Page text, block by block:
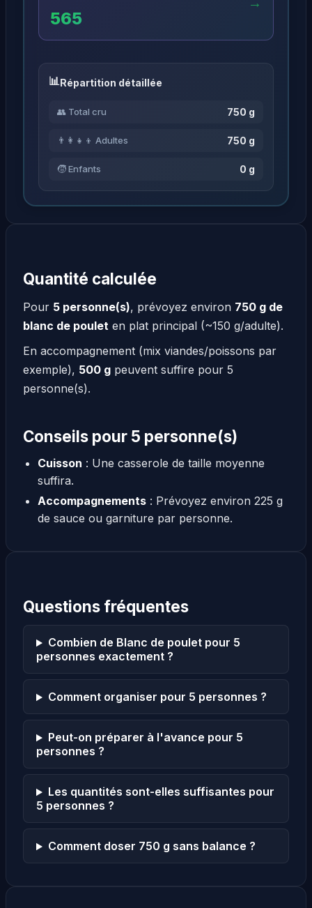
565
Répartition détaillée
👥 Total cru 750 g
👨‍👩‍👧‍👦 Adultes 750 g
🧒 Enfants 0 g
Quantité calculée
Pour 5 personne(s), prévoyez environ 750 g de
blanc de poulet en plat principal (~150 g/adulte).
En accompagnement (mix viandes/poissons par
exemple), 500 g peuvent suffire pour 5
personne(s).
Conseils pour 5 personne(s)
Cuisson : Une casserole de taille moyenne
suffira.
Accompagnements: Prévoyez environ 225 g
de sauce ou garniture par personne.
Questions fréquentes
Combien de Blanc de poulet pour 5
personnes exactement ?
Comment organiser pour 5 personnes ?
Peut-on préparer à l'avance pour 5
personnes ?
Les quantités sont-elles suffisantes pour
5 personnes ?
Comment doser 750 g sans balance ?